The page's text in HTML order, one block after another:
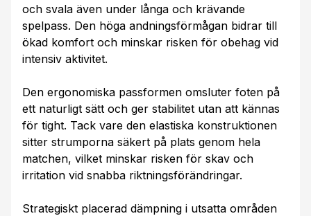
och svala även under långa och krävande
spelpass. Den höga andningsförmågan bidrar till
ökad komfort och minskar risken för obehag vid
intensiv aktivitet.
Den ergonomiska passformen omsluter foten på
ett naturligt sätt och ger stabilitet utan att kännas
för tight. Tack vare den elastiska konstruktionen
sitter strumporna säkert på plats genom hela
matchen, vilket minskar risken för skav och
irritation vid snabba riktningsförändringar.
Strategiskt placerad dämpning i utsatta områden